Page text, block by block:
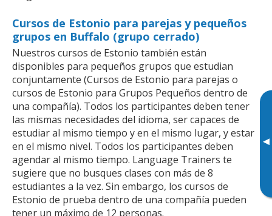
▸
Cursos de Estonio para parejas y pequeños
grupos en Buffalo (grupo cerrado)
Nuestros cursos de Estonio también están
disponibles para pequeños grupos que estudian
conjuntamente (Cursos de Estonio para parejas o
cursos de Estonio para Grupos Pequeños dentro de
una compañía). Todos los participantes deben tener
las mismas necesidades del idioma, ser capaces de
estudiar al mismo tiempo y en el mismo lugar, y estar
en el mismo nivel. Todos los participantes deben
agendar al mismo tiempo. Language Trainers te
sugiere que no busques clases con más de 8
estudiantes a la vez. Sin embargo, los cursos de
Estonio de prueba dentro de una compañía pueden
tener un máximo de 12 personas.